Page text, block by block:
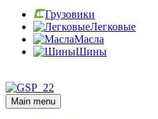
Грузовики
Легковые
Масла
Шины
Main menu